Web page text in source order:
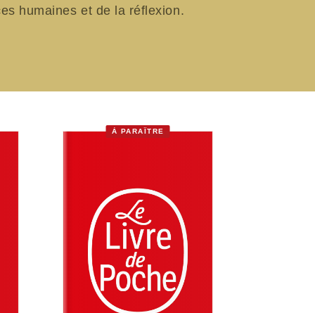
humaines et de la réflexion.
À PARAÎTRE